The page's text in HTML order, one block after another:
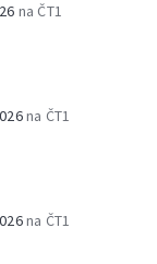
na ČT1
na ČT1
na ČT1